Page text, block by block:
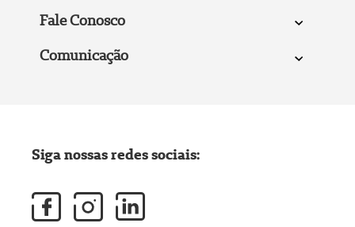
Fale Conosco
Comunicação
Siga nossas redes sociais: